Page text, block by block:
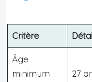
Critère
Âge
minimum
27